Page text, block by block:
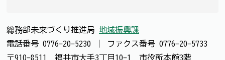
総務部未来づくり推進局 地域振興課
電話番号 0776-20-5230 ファクス番号 0776-20-5733
〒910-8511 福井市大手3丁目10-1 市役所本館3階